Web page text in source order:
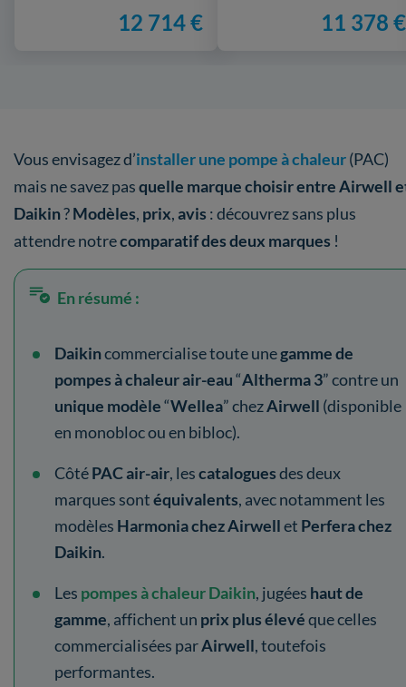
12 714 € 11 378 €
Vous envisagez d’installer une pompe à chaleur(PAC)
mais ne savez pasquelle marque choisir entre Airwell
Daikin?Modèles, prix,avis : découvrez sans plus
attendre notrecomparatif des deux marques !
En résumé :
Daikincommercialise toute unegamme de
pompes à chaleur air-eau“Altherma 3”contre un
unique modèle“Wellea” chezAirwell (disponible
en monobloc ou en bibloc).
CôtéPAC air-air, lescataloguesdes deux
marques sontéquivalents, avec notamment les
modèles Harmonia chez Airwellet Perfera chez
Daikin.
Les pompes à chaleur Daikin, jugées haut de
gamme, affichent un prix plus élevéque celles
commercialisées parAirwell, toutefois
performantes.